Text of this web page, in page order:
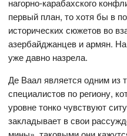
нагорно-карабахского
первый план, то хотя бы в
исторических сюжетов во
азербайджанцев и армян.
уже давно назрела.
Де Ваал является одним из
специалистов по региону,
уровне тонко чувствуют
закладывает в свои